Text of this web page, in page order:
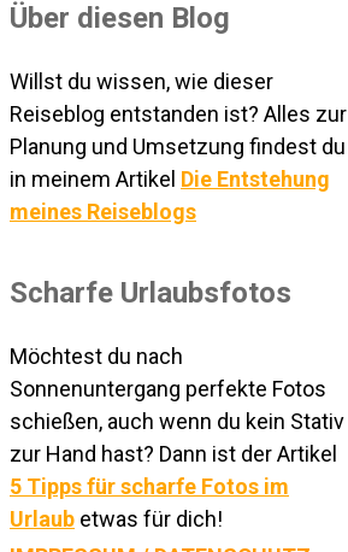
Über diesen Blog
Willst du wissen, wie dieser
Reiseblog entstanden ist? Alles zur
Planung und Umsetzung findest du
in meinem Artikel Die Entstehung
meines Reiseblogs
Scharfe Urlaubsfotos
Möchtest du nach
Sonnenuntergang perfekte Fotos
schießen, auch wenn du kein Stativ
zur Hand hast? Dann ist der Artikel
5 Tipps für scharfe Fotos im
Urlaub etwas für dich!